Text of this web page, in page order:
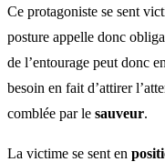
Ce protagoniste se sent
posture appelle donc
de l’entourage peut donc
besoin en fait d’attirer
comblée par le sauveur.
La victime se sent en